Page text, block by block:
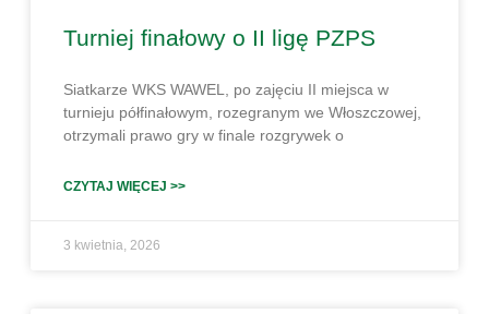
Turniej finałowy o II ligę PZPS
Siatkarze WKS WAWEL, po zajęciu II miejsca w
turnieju półfinałowym, rozegranym we Włoszczowej,
otrzymali prawo gry w finale rozgrywek o
CZYTAJ WIĘCEJ >>
3 kwietnia, 2026